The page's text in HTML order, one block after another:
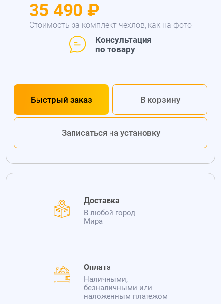
35 490 ₽
Стоимость за комплект чехлов, как на фото
Консультация
по товару
Быстрый заказ В корзину
Записаться на установку
Доставка
В любой город
Мира
Оплата
Наличными,
безналичными или
наложенным платежом